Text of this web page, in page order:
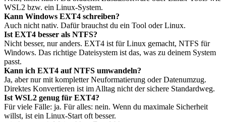
WSL2 bzw. ein Linux-System.
Kann Windows EXT4 schreiben?
Auch nicht nativ. Dafür brauchst du ein Tool oder Linux.
Ist EXT4 besser als NTFS?
Nicht besser, nur anders. EXT4 ist für Linux gemacht, NTFS für
Windows. Das richtige Dateisystem ist das, was zu deinem System
passt.
Kann ich EXT4 auf NTFS umwandeln?
Ja, aber nur mit kompletter Neuformatierung oder Datenumzug.
Direktes Konvertieren ist im Alltag nicht der sichere Standardweg.
Ist WSL2 genug für EXT4?
Für viele Fälle: ja. Für alles: nein. Wenn du maximale Sicherheit
willst, ist ein Linux-Start oft besser.